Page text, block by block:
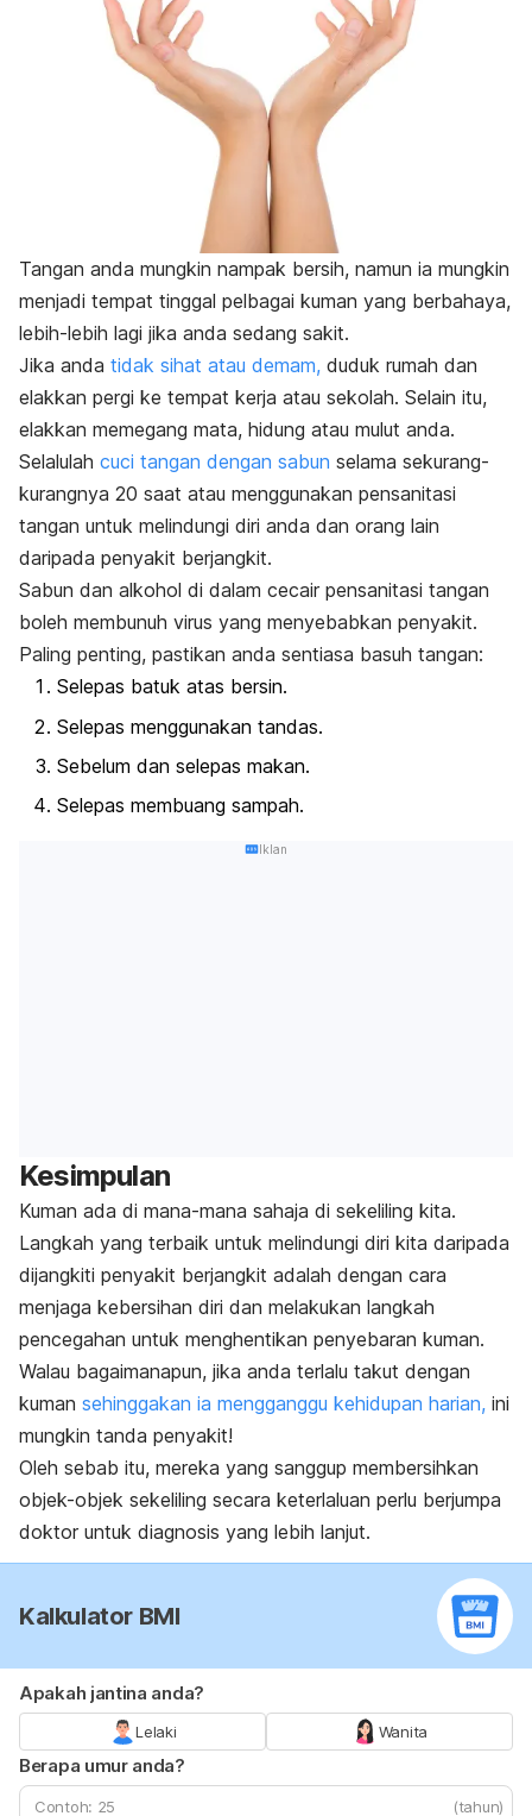
Tangan anda mungkin nampak bersih, namun ia mungkin
menjadi tempat tinggal pelbagai kuman yang berbahaya,
lebih-lebih lagi jika anda sedang sakit.
Jika anda tidak sihat atau demam, duduk rumah dan
elakkan pergi ke tempat kerja atau sekolah. Selain itu,
elakkan memegang mata, hidung atau mulut anda.
Selalulah cuci tangan dengan sabun selama sekurang-
kurangnya 20 saat atau menggunakan pensanitasi
tangan untuk melindungi diri anda dan orang lain
daripada penyakit berjangkit.
Sabun dan alkohol di dalam cecair pensanitasi tangan
boleh membunuh virus yang menyebabkan penyakit.
Paling penting, pastikan anda sentiasa basuh tangan:
Selepas batuk atas bersin.
Selepas menggunakan tandas.
Sebelum dan selepas makan.
Selepas membuang sampah.
Iklan
Kesimpulan
Kuman ada di mana-mana sahaja di sekeliling kita.
Langkah yang terbaik untuk melindungi diri kita daripada
dijangkiti penyakit berjangkit adalah dengan cara
menjaga kebersihan diri dan melakukan langkah
pencegahan untuk menghentikan penyebaran kuman.
Walau bagaimanapun, jika anda terlalu takut dengan
kuman sehinggakan ia mengganggu kehidupan harian, ini
mungkin tanda penyakit!
Oleh sebab itu, mereka yang sanggup membersihkan
objek-objek sekeliling secara keterlaluan perlu berjumpa
doktor untuk diagnosis yang lebih lanjut.
Kalkulator BMI
Apakah jantina anda?
Lelaki Wanita
Berapa umur anda?
(tahun)